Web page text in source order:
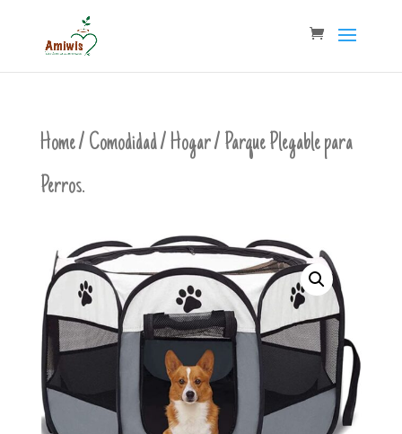
Home/ Comodidad/Hogar/ Parque Plegable para
Perros.